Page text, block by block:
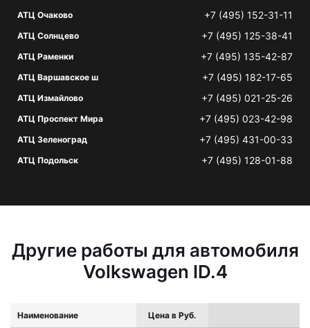
АТЦ Очаково +7 (495) 152-31-11
АТЦ Солнцево +7 (495) 125-38-41
АТЦ Раменки +7 (495) 135-42-87
АТЦ Варшавское ш +7 (495) 182-17-65
АТЦ Измайлово +7 (495) 021-25-26
АТЦ Проспект Мира +7 (495) 023-42-98
АТЦ Зеленоград +7 (495) 431-00-33
АТЦ Подольск +7 (495) 128-01-88
Другие работы для автомобиля
Volkswagen ID.4
Наименование Цена в Руб.